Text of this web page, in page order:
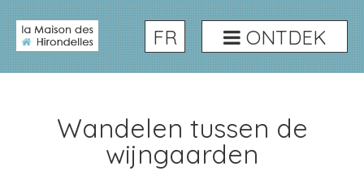
FR ONTDEK
Wandelen tussen de
wijngaarden